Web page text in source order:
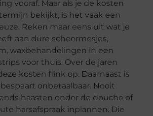
vooraf. Maar als je de kosten
bekijkt, is het vaak een
Reken maar eens uit wat je
aan dure scheermesjes,
waxbehandelingen in een
voor thuis. Over de jaren
kosten flink op. Daarnaast is
onbetaalbaar. Nooit
haasten onder de douche of
harsafspraak inplannen. Die